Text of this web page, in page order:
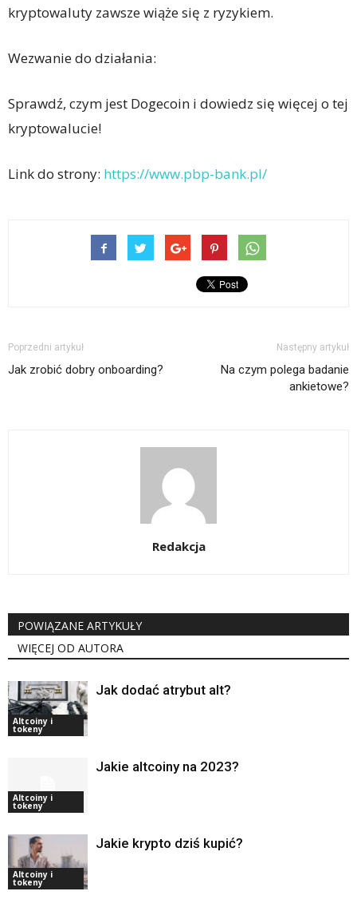
kryptowaluty zawsze wiąże się z ryzykiem.
Wezwanie do działania:
Sprawdź, czym jest Dogecoin i dowiedz się więcej o tej
kryptowalucie!
Link do strony: https://www.pbp-bank.pl/
Poprzedni artykuł
Jak zrobić dobry onboarding?
Następny artykuł
Na czym polega badanie
ankietowe?
Redakcja
POWIĄZANE ARTYKUŁY
WIĘCEJ OD AUTORA
Altcoiny i
tokeny
Jak dodać atrybut alt?
Altcoiny i
tokeny
Jakie altcoiny na 2023?
Altcoiny i
tokeny
Jakie krypto dziś kupić?